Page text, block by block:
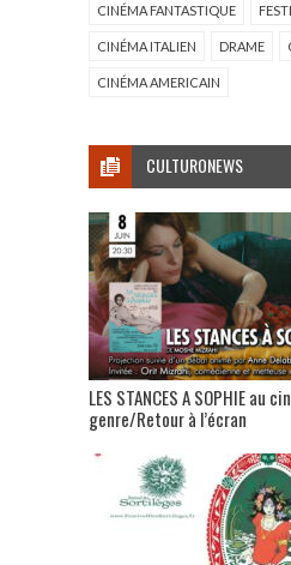
CINÉMA FANTASTIQUE
CINÉMA ITALIEN DRAME
CINÉMA AMERICAIN
CULTURONEWS
LES STANCES A SOPHIE au
genre/Retour à l’écran